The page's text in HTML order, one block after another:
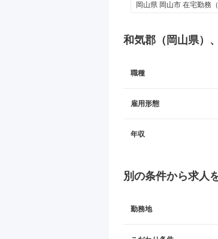
岡山県 岡山市 在宅勤務
和気郡（岡山県）
職種
雇用形態
年収
別の条件から求人
勤務地